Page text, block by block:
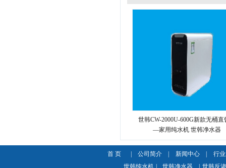
世韩CW-2000U-600G新款无桶直
—家用纯水机 世韩净水器
首 页 公司简介 新闻中心
行
世韩纯水机
世韩净水器 世韩反